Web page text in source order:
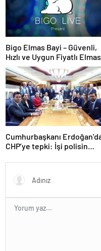
Bigo Elmas Bayi – Güvenli,
Hızlı ve Uygun Fiyatlı Elmas
Satın Almanın Yeni Adresi
Cumhurbaşkanı
CHP’ye tepki: İşi polisin
kadar vardırdılar